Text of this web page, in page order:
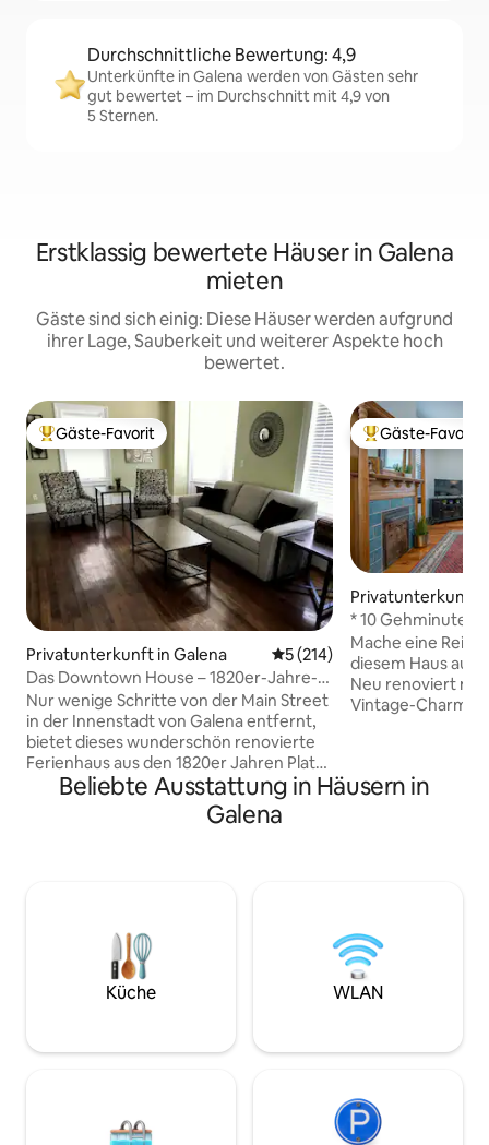
Durchschnittliche Bewertung: 4,9
Unterkünfte in Galena werden von Gästen sehr
gut bewertet – im Durchschnitt mit 4,9 von
5 Sternen.
Erstklassig bewertete Häuser in Galena
mieten
Gäste sind sich einig: Diese Häuser werden aufgrund
ihrer Lage, Sauberkeit und weiterer Aspekte hoch
bewertet.
Beliebter Gäste-Favorit.
Gäste-Favorit
Privatunterkunft in Galena Durchschnittliche
5 (214)
Das Downtown House – 1820er-Jahre-
Haus, wenige Schritte von der Main
Street entfernt
Nur wenige Schritte von der Main Street
in der Innenstadt von Galena entfernt,
bietet dieses wunderschön renovierte
Ferienhaus aus den 1820er Jahren Platz
für bis zu 7 Personen. Es gibt 1
komplett mit Töpfen & Pfannen,
Waschmittel für deinen persönlichen
Gebrauch. Machen Sie sich keine Sorgen
um das Waschen der Bettwäsche und
Handtücher. Das ist mein Job :) Genieße
fähiger/intelligenter 55-Zoll-Fernseher.
Beliebter Gäste-
Gäste-Favorit
Privatunterkunft
* 10 Gehminuten
entfernt*Gut
Mache eine
diesem Haus aus
Neu renoviert mit
Vintage-Charme
Veranda. Halte
historischen
HINWEIS: Es gibt
Eingang der
Beliebte Ausstattung in Häusern in
Galena
Küche WLAN